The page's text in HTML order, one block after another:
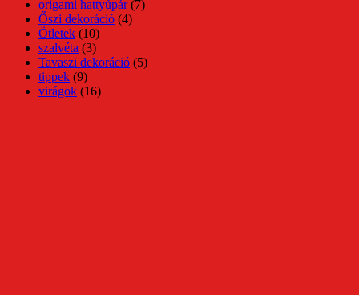
origami hattyúpár(7)
Őszi dekoráció (4)
Ötletek (10)
szalvéta (3)
Tavaszi dekoráció (5)
tippek (9)
virágok (16)